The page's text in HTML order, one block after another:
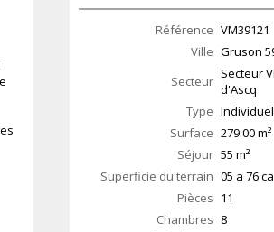
Référence VM39121
Ville Gruson
Secteur Secteur
d'Ascq
Type
Surface 279.00m²
Séjour 55 m²
Superficie du terrain 05 a 76 ca
Pièces 11
Chambres 8